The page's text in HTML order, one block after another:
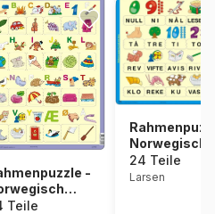
-
lernen 1
Teile
Norwegisch
lesen lernen
24 Teile
Larsen